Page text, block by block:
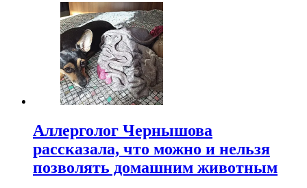
Аллерголог Чернышова
рассказала, что можно и нельзя
позволять домашним животным